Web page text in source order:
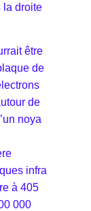
la droite
être
de
de
noya
infra
à 405
000